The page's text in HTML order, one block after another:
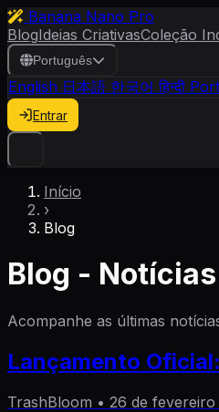
Banana Nano Pro
BlogIdeias CriativasColeção
Português
English 日本語 한국어 हिन्दी
Entrar
Início
›
Blog
Blog -
Acompanhe as últimas
Lançamento
TrashBloom • 26 de fevereiro